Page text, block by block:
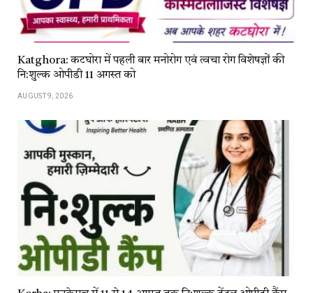
Katghora: कटघोरा में पहली बार मनोरोग एवं त्वचा रोग विशेषज्ञों की
नि:शुल्क ओपीडी 11 अगस्त को
AUGUST 9, 2026